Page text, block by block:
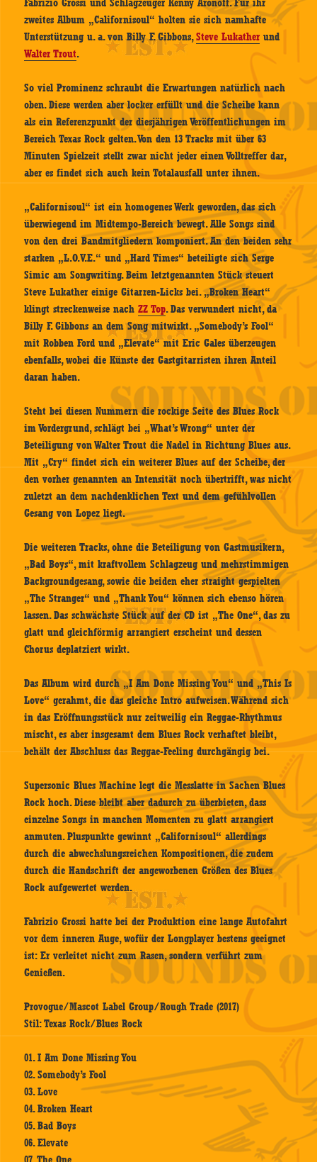
Fabrizio Grossi und Schlagzeuger Kenny Aronoff. Für ihr
zweites Album „Californisoul“ holten sie sich namhafte
Unterstützung u. a. von Billy F. Gibbons,Steve Lukather und
Walter Trout.
So viel Prominenz schraubt die Erwartungen natürlich nach
oben. Diese werden aber locker erfüllt und die Scheibe kann
als ein Referenzpunkt der diesjährigen Veröffentlichungen im
Bereich Texas Rock gelten. Von den 13 Tracks mit über 63
Minuten Spielzeit stellt zwar nicht jeder einen Volltreffer dar,
aber es findet sich auch kein Totalausfall unter ihnen.
„Californisoul“ ist ein homogenes Werk geworden, das sich
überwiegend im Midtempo-Bereich bewegt. Alle Songs sind
von den drei Bandmitgliedern komponiert. An den beiden sehr
starken „L.O.V.E.“ und „Hard Times“ beteiligte sich Serge
Simic am Songwriting. Beim letztgenannten Stück steuert
Steve Lukather einige Gitarren-Licks bei. „Broken Heart“
klingt streckenweise nachZZ Top. Das verwundert nicht, da
Billy F. Gibbons an dem Song mitwirkt. „Somebody’s Fool“
mit Robben Ford und „Elevate“ mit Eric Gales überzeugen
ebenfalls, wobei die Künste der Gastgitarristen ihren Anteil
daran haben.
Steht bei diesen Nummern die rockige Seite des Blues Rock
im Vordergrund, schlägt bei „What’s Wrong“ unter der
Beteiligung von Walter Trout die Nadel in Richtung Blues aus.
Mit „Cry“ findet sich ein weiterer Blues auf der Scheibe, der
den vorher genannten an Intensität noch übertrifft, was nicht
zuletzt an dem nachdenklichen Text und dem gefühlvollen
Gesang von Lopez liegt.
Die weiteren Tracks, ohne die Beteiligung von Gastmusikern,
„Bad Boys“, mit kraftvollem Schlagzeug und mehrstimmigen
Backgroundgesang, sowie die beiden eher straight gespielten
„The Stranger“ und „Thank You“ können sich ebenso hören
lassen. Das schwächste Stück auf der CD ist „The One“, das zu
glatt und gleichförmig arrangiert erscheint und dessen
Chorus deplatziert wirkt.
Das Album wird durch „I Am Done Missing You“ und „This Is
Love“ gerahmt, die das gleiche Intro aufweisen. Während sich
in das Eröffnungsstück nur zeitweilig ein Reggae-Rhythmus
mischt, es aber insgesamt dem Blues Rock verhaftet bleibt,
behält der Abschluss das Reggae-Feeling durchgängig bei.
Supersonic Blues Machine legt die Messlatte in Sachen Blues
Rock hoch. Diese bleibt aber dadurch zu überbieten, dass
einzelne Songs in manchen Momenten zu glatt arrangiert
anmuten. Pluspunkte gewinnt „Californisoul“ allerdings
durch die abwechslungsreichen Kompositionen, die zudem
durch die Handschrift der angeworbenen Größen des Blues
Rock aufgewertet werden.
Fabrizio Grossi hatte bei der Produktion eine lange Autofahrt
vor dem inneren Auge, wofür der Longplayer bestens geeignet
ist: Er verleitet nicht zum Rasen, sondern verführt zum
Genießen.
Provogue/Mascot Label Group/Rough Trade (2017)
Stil: Texas Rock/Blues Rock
01. I Am Done Missing You
02. Somebody’s Fool
03. Love
04. Broken Heart
05. Bad Boys
06. Elevate